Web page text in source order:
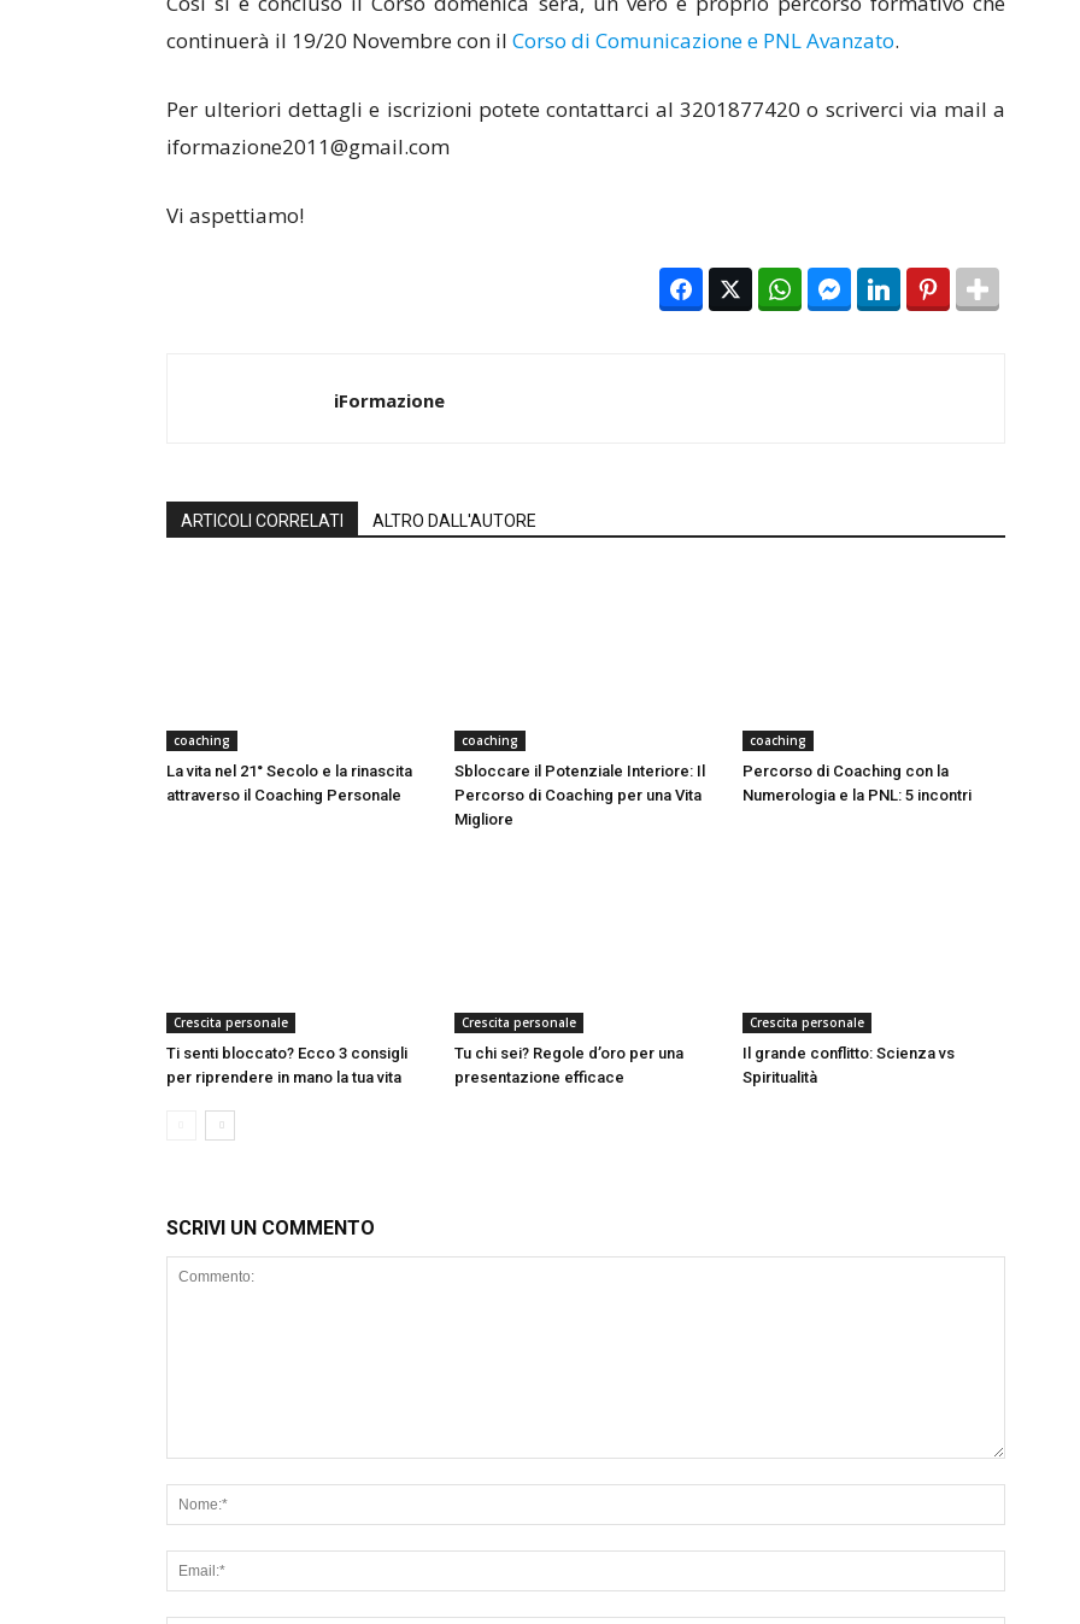
continuerà il 19/20 Novembre con il Corso di Comunicazione e PNL Avanzato.
Per ulteriori dettagli e iscrizioni potete contattarci al 3201877420 o scriverci via mail a
iformazione2011@gmail.com
Vi aspettiamo!
FacebookTwitter WhatsAppFacebook Messenger
LinkedIn Pinterest
iFormazione
ARTICOLI CORRELATI ALTRO DALL'AUTORE
coaching
La vita nel 21° Secolo e la rinascita
attraverso il Coaching Personale
coaching
Sbloccare il Potenziale Interiore: Il
Percorso di Coaching per una Vita
Migliore
coaching
Percorso di Coaching con la
Numerologia e la PNL: 5 incontri
Crescita personale
Ti senti bloccato? Ecco 3 consigli
per riprendere in mano la tua vita
Crescita personale
Tu chi sei? Regole d’oro per una
presentazione efficace
Crescita personale
Il grande conflitto: Scienza vs
Spiritualità
SCRIVI UN COMMENTO